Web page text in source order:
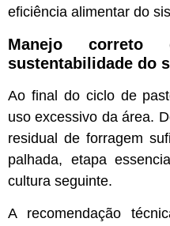
eficiência alimentar do
Manejo correto
sustentabilidade do
Ao final do ciclo de
uso excessivo da área.
residual de forragem
palhada, etapa
cultura seguinte.
A recomendação